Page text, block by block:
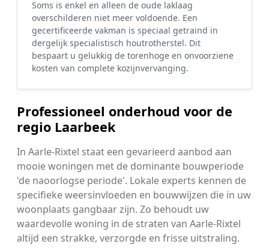
Soms is enkel en alleen de oude laklaag
overschilderen niet meer voldoende. Een
gecertificeerde vakman is speciaal getraind in
dergelijk specialistisch houtrotherstel. Dit
bespaart u gelukkig de torenhoge en onvoorziene
kosten van complete kozijnvervanging.
Professioneel onderhoud voor de
regio Laarbeek
In Aarle-Rixtel staat een gevarieerd aanbod aan
mooie woningen met de dominante bouwperiode
'de naoorlogse periode'. Lokale experts kennen de
specifieke weersinvloeden en bouwwijzen die in uw
woonplaats gangbaar zijn. Zo behoudt uw
waardevolle woning in de straten van Aarle-Rixtel
altijd een strakke, verzorgde en frisse uitstraling.